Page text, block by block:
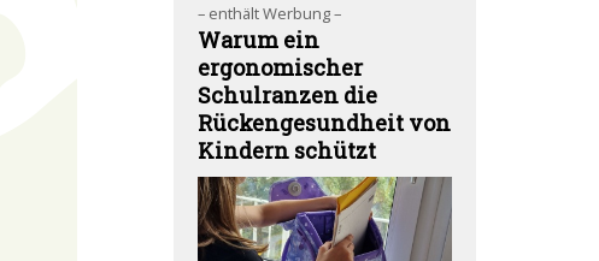
– enthält Werbung –
Warum ein
ergonomischer
Schulranzen die
Rückengesundheit von
Kindern schützt